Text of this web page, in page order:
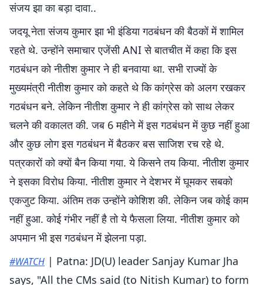
संजय झा का बड़ा दावा..
जदयू नेता संजय कुमार झा भी इंडिया गठबंधन की बैठकों में शामिल
रहते थे. उन्होंने समाचार एजेंसी ANI से बातचीत में कहा कि इस
गठबंधन को नीतीश कुमार ने ही बनवाया था. सभी राज्यों के
मुख्यमंत्री नीतीश कुमार को कहते थे कि कांग्रेस को अलग रखकर
गठबंधन बने. लेकिन नीतीश कुमार ने ही कांग्रेस को साथ लेकर
चलने की वकालत की. जब 6 महीने में इस गठबंधन में कुछ नहीं हुआ
और कुछ लोग इस गठबंधन में बैठकर बस साजिश रच रहे थे.
पत्रकारों को क्याें बैन किया गया. ये किसने तय किया. नीतीश कुमार
ने इसका विरोध किया. नीतीश कुमार ने देशभर में घूमकर सबको
एकजुट किया. अंतिम तक उन्होंने कोशिश की. लेकिन जब कोई काम
नहीं हुआ. कोई गंभीर नहीं है तो ये फैसला लिया. नीतीश कुमार को
अपमान भी इस गठबंधन में झेलना पड़ा.
#WATCH | Patna: JD(U) leader Sanjay Kumar Jha
says, "All the CMs said (to Nitish Kumar) to form